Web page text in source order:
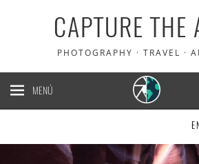
CAPTURE THE
PHOTOGRAPHY · TRAVEL ·
MENÚ